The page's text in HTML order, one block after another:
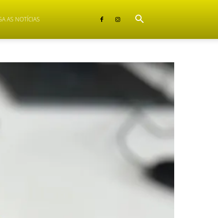
AS NOTÍCIAS